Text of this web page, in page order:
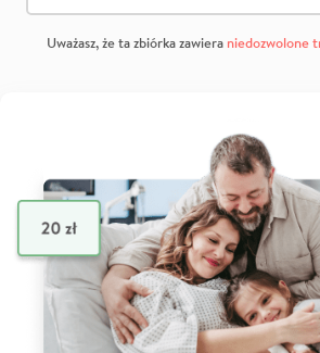
Uważasz, że ta zbiórka zawiera niedozwolone